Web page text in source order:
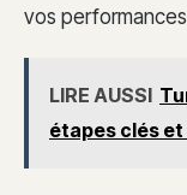
vos
LIRE AUSSI
étapes clés